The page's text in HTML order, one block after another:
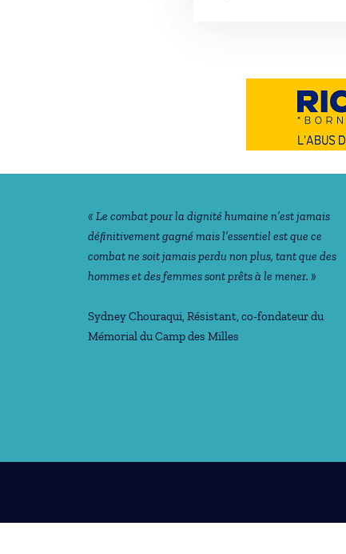
Notre philosophie
« Le combat pour la dignité humaine n’est jamais
déﬁnitivement gagné mais l’essentiel est que ce
combat ne soit jamais perdu non plus, tant que des
hommes et des femmes sont prêts à le mener. »
Sydney Chouraqui, Résistant, co-fondateur du
Mémorial du Camp des Milles